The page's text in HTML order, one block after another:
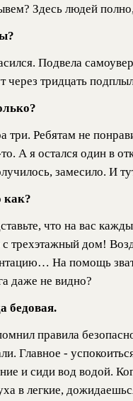
Здесь людей
Подвела
через тридцать
три. Ребятам не
А я остался один в
замесило. И
как?
что на вас
трехэтажный дом!
На помощь
даже не видно?
бедовая.
правила
Главное -
и сиди вод водой.
в легкие,